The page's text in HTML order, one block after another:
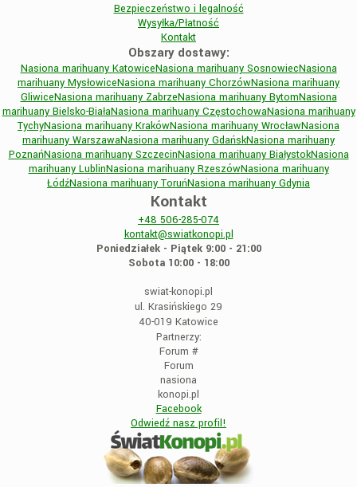
Bezpieczeństwo i legalność
Wysyłka/Płatność
Kontakt
Obszary dostawy:
Nasiona marihuany KatowiceNasiona marihuany SosnowiecNasiona
marihuany MysłowiceNasiona marihuany ChorzówNasiona marihuany
GliwiceNasiona marihuany ZabrzeNasiona marihuany BytomNasiona
marihuany Bielsko-BiałaNasiona marihuany CzęstochowaNasiona marihuany
TychyNasiona marihuany KrakówNasiona marihuany WrocławNasiona
marihuany WarszawaNasiona marihuany GdańskNasiona marihuany
PoznańNasiona marihuany SzczecinNasiona marihuany BiałystokNasiona
marihuany LublinNasiona marihuany RzeszówNasiona marihuany
ŁódźNasiona marihuany ToruńNasiona marihuany Gdynia
Kontakt
+48 506-285-074
kontakt@swiatkonopi.pl
Poniedziałek - Piątek 9:00 - 21:00
Sobota 10:00 - 18:00
swiat-konopi.pl
ul. Krasińskiego 29
40-019 Katowice
Partnerzy:
Forum #
Forum
nasiona
konopi.pl
Facebook
Odwiedź nasz profil!